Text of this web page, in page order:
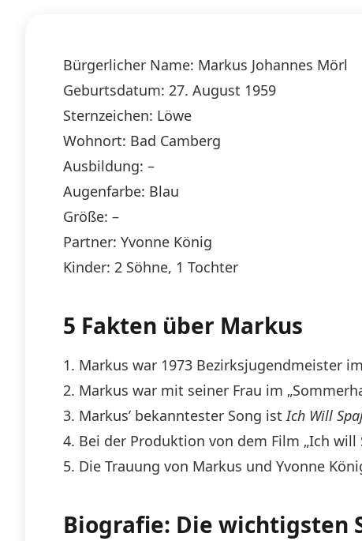
Bürgerlicher Name: Markus Johannes Mörl
Geburtsdatum: 27. August 1959
Sternzeichen: Löwe
Wohnort: Bad Camberg
Ausbildung: –
Augenfarbe: Blau
Größe: –
Partner: Yvonne König
Kinder: 2 Söhne, 1 Tochter
5 Fakten über Markus
1. Markus war 1973 Bezirksjugendmeister
2. Markus war mit seiner Frau im
3. Markus’ bekanntester Song istIch Will
4. Bei der Produktion von dem Film „Ich will
5. Die Trauung von Markus und Yvonne
Biografie: Die wichtigsten